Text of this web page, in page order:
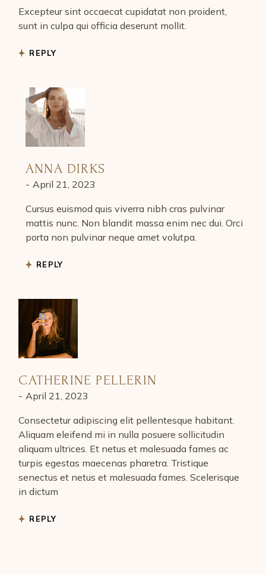
Excepteur sint occaecat cupidatat non proident,
sunt in culpa qui officia deserunt mollit.
REPLY
ANNA DIRKS
April 21, 2023
Cursus euismod quis viverra nibh cras pulvinar
mattis nunc. Non blandit massa enim nec dui. Orci
porta non pulvinar neque amet volutpa.
REPLY
CATHERINE PELLERIN
April 21, 2023
Consectetur adipiscing elit pellentesque habitant.
Aliquam eleifend mi in nulla posuere sollicitudin
aliquam ultrices. Et netus et malesuada fames ac
turpis egestas maecenas pharetra. Tristique
senectus et netus et malesuada fames. Scelerisque
in dictum
REPLY